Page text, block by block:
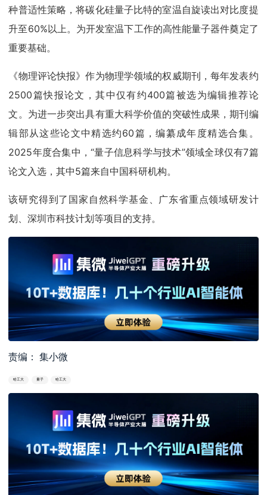
种普适性策略，将碳化硅量子比特的室温自旋读出对比度提
升至60%以上。为开发室温下工作的高性能量子器件奠定了
重要基础。
《物理评论快报》作为物理学领域的权威期刊，每年发表约
2500篇快报论文，其中仅有约400篇被选为编辑推荐论
文。为进一步突出具有重大科学价值的突破性成果，期刊编
辑部从这些论文中精选约60篇，编纂成年度精选合集。
2025年度合集中，“量子信息科学与技术”领域全球仅有7篇
论文入选，其中5篇来自中国科研机构。
该研究得到了国家自然科学基金、广东省重点领域研发计
划、深圳市科技计划等项目的支持。
责编： 集小微
哈工大 量子 哈工大